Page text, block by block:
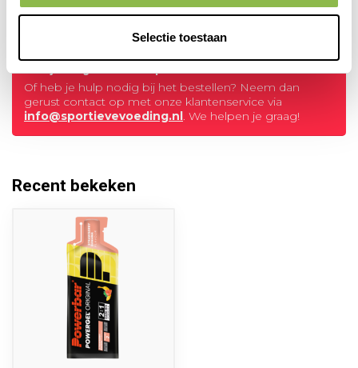
Selectie toestaan
Of heb je hulp nodig bij het bestellen? Neem dan
gerust contact op met onze klantenservice via
info@sportievevoeding.nl. We helpen je graag!
Recent bekeken